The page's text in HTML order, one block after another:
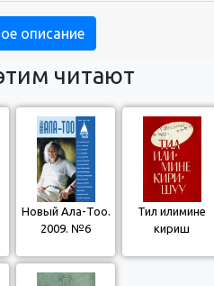
описание
читают
Новый Ала-Тоо.
2009. №6
Тил илимине
киришүү